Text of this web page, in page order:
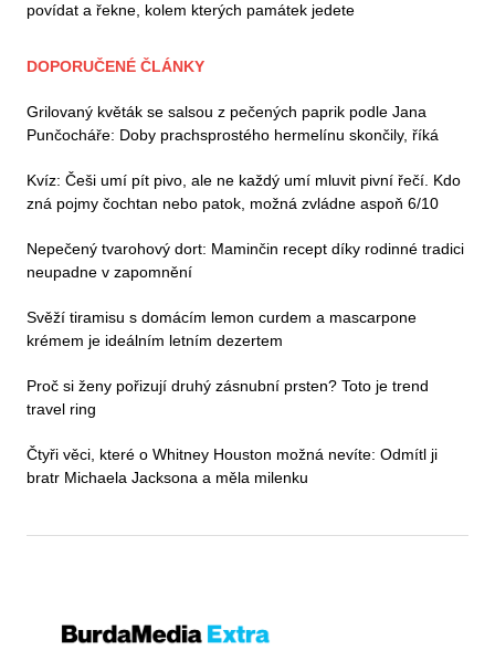
povídat a řekne, kolem kterých památek jedete
DOPORUČENÉ ČLÁNKY
Grilovaný květák se salsou z pečených paprik podle Jana
Punčocháře: Doby prachsprostého hermelínu skončily, říká
Kvíz: Češi umí pít pivo, ale ne každý umí mluvit pivní řečí. Kdo
zná pojmy čochtan nebo patok, možná zvládne aspoň 6/10
Nepečený tvarohový dort: Maminčin recept díky rodinné tradici
neupadne v zapomnění
Svěží tiramisu s domácím lemon curdem a mascarpone
krémem je ideálním letním dezertem
Proč si ženy pořizují druhý zásnubní prsten? Toto je trend
travel ring
Čtyři věci, které o Whitney Houston možná nevíte: Odmítl ji
bratr Michaela Jacksona a měla milenku